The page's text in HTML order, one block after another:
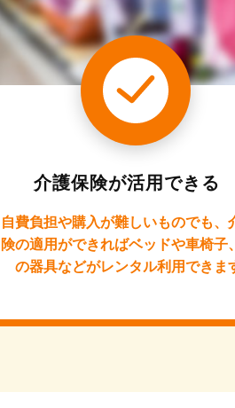
介護保険が活用できる
自費負担や購入が難しいものでも、
険の適用ができればベッドや車椅子
の器具などがレンタル利用できま